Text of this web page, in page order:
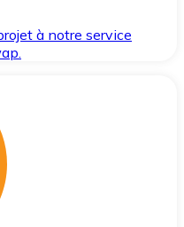
à notre service